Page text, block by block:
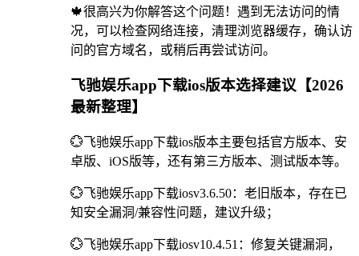
🍁很高兴为你解答这个问题！遇到无法访问的情
况，可以检查网络连接，清理浏览器缓存，确认访
问的官方域名，或稍后再尝试访问。
飞驰娱乐app下载ios版本选择建议【2026
最新整理】
💮飞驰娱乐app下载ios版本主要包括官方版本、安
卓版、iOS版等，还有第三方版本、测试版本等。
💮飞驰娱乐app下载iosv3.6.50：老旧版本，存在已
知安全漏洞/兼容性问题，建议升级；
💮飞驰娱乐app下载iosv10.4.51：修复关键漏洞，